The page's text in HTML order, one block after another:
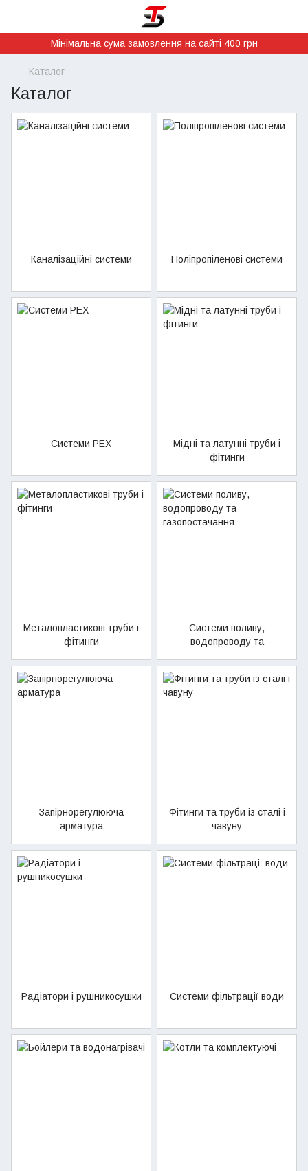
Мінімальна сума замовлення на сайті 400 грн
Каталог
Каталог
Каналізаційні системи Поліпропіленові системи
Системи PEX
Мідні та латунні труби і
фітинги
Металопластикові труби і
фітинги
Системи поливу,
водопроводу та
Запірнорегулююча
арматура
Фітинги та труби із сталі і
чавуну
Радіатори і рушникосушки Системи фільтрації води